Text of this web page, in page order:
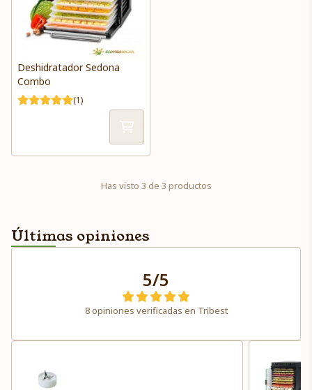
Deshidratador Sedona
Combo
(1)
Has visto 3 de 3 productos
Últimas opiniones
5/5
8 opiniones verificadas en Tribest